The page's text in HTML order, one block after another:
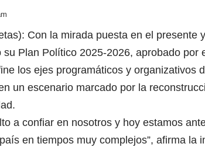
Con la mirada puesta en el presente
Plan Político 2025-2026, aprobado por
los ejes programáticos y organizativos
un escenario marcado por la
a confiar en nosotros y hoy estamos
en tiempos muy complejos”, afirma la